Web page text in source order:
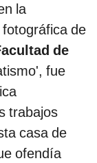
la
de
de
fue
trabajos
casa de
ofendía